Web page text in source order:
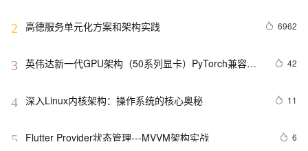
2 高德服务单元化方案和架构实践 6962
3 英伟达新一代GPU架构（50系列显卡）PyTorch兼容性
42
4 深入Linux内核架构：操作系统的核心奥秘 11
5 Flutter Provider状态管理---MVVM架构实战 6